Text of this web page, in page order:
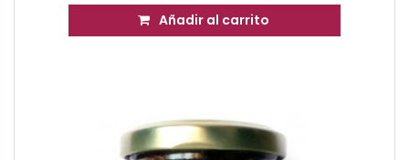
Añadir al carrito